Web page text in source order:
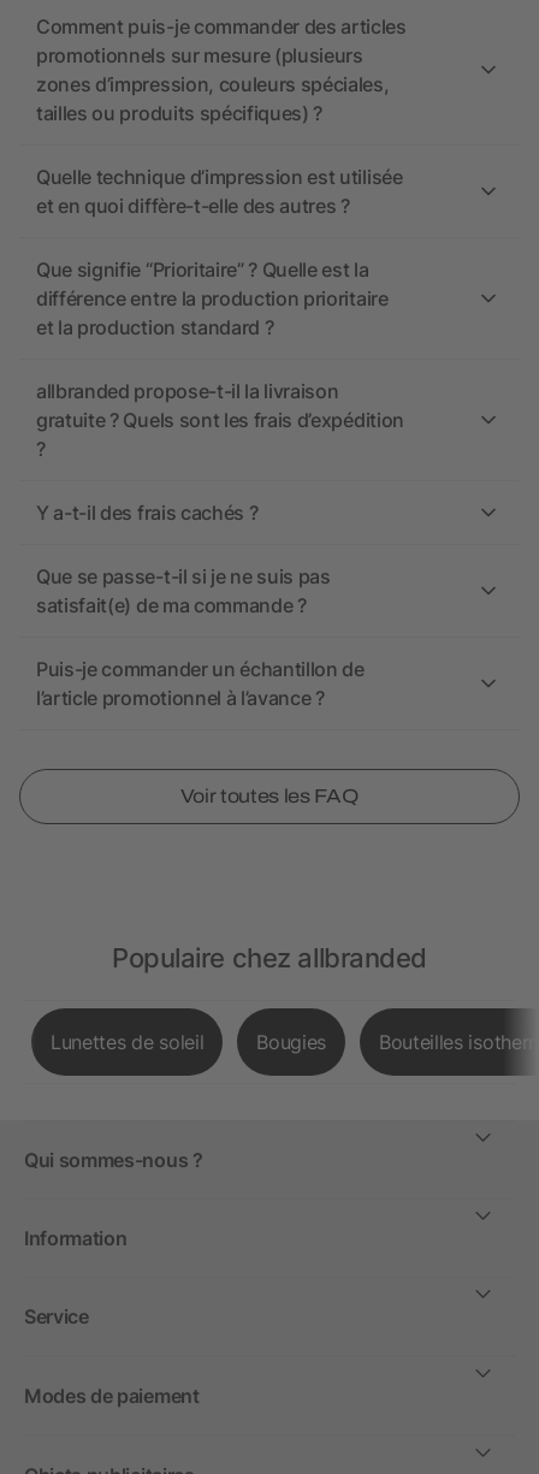
Comment puis-je commander des articles
promotionnels sur mesure (plusieurs
zones d’impression, couleurs spéciales,
tailles ou produits spécifiques) ?
Quelle technique d’impression est utilisée
et en quoi diffère-t-elle des autres ?
Que signifie “Prioritaire” ? Quelle est la
différence entre la production prioritaire
et la production standard ?
allbranded propose-t-il la livraison
gratuite ? Quels sont les frais d’expédition
?
Y a-t-il des frais cachés ?
Que se passe-t-il si je ne suis pas
satisfait(e) de ma commande ?
Puis-je commander un échantillon de
l’article promotionnel à l’avance ?
Voir toutes les FAQ
Populaire chez allbranded
Lunettes de soleil Bougies Bouteilles
Qui sommes-nous ?
Information
Service
Modes de paiement